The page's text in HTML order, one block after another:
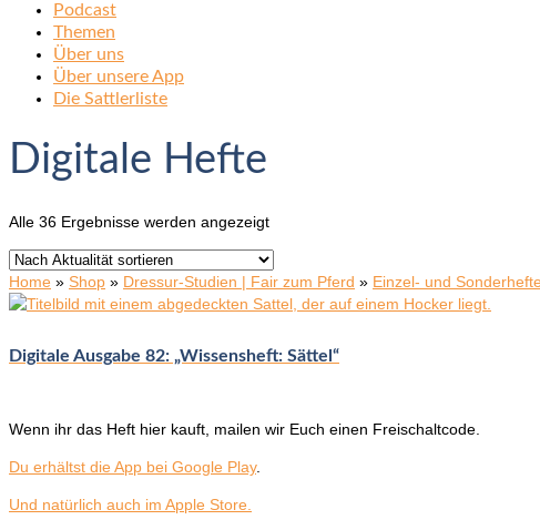
Podcast
Themen
Über uns
Über unsere App
Die Sattlerliste
Digitale Hefte
Alle 36 Ergebnisse werden angezeigtNach
Home » Shop » Dressur-Studien | Fair zum Pferd » Einzel- und
Digitale Ausgabe 82: „Wissensheft: Sättel“
Wenn ihr das Heft hier kauft, mailen wir Euch einen Freischaltcode.
Du erhältst die App bei Google Play.
Und natürlich auch im Apple Store.